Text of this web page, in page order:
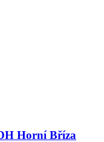
Horní Bříza